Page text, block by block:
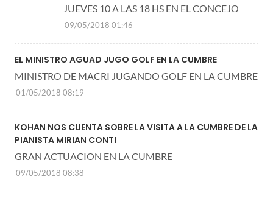
JUEVES 10 A LAS 18 HS EN EL CONCEJO
09/05/2018 01:46
EL MINISTRO AGUAD JUGO GOLF EN LA CUMBRE
MINISTRO DE MACRI JUGANDO GOLF EN LA CUMBRE
01/05/2018 08:19
KOHAN NOS CUENTA SOBRE LA VISITA A LA CUMBRE DE LA
PIANISTA MIRIAN CONTI
GRAN ACTUACION EN LA CUMBRE
09/05/2018 08:38